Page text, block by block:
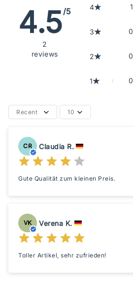
4.5/5
2
reviews
4 1
3 0
2 0
1 0
Recent 10
CR Claudia R.
Gute Qualität zum kleinen Preis.
VK Verena K.
Toller Artikel, sehr zufrieden!